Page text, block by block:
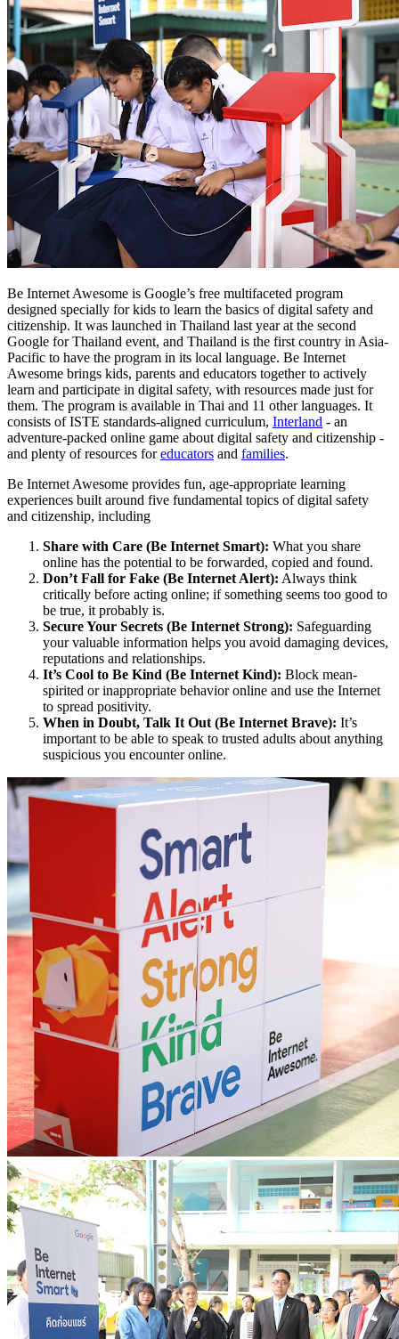
Be Internet Awesome is Google’s free multifaceted program
designed specially for kids to learn the basics of digital safety and
citizenship. It was launched in Thailand last year at the second
Google for Thailand event, and Thailand is the first country in Asia-
Pacific to have the program in its local language. Be Internet
Awesome brings kids, parents and educators together to actively
learn and participate in digital safety, with resources made just for
them. The program is available in Thai and 11 other languages. It
consists of ISTE standards-aligned curriculum, Interland - an
adventure-packed online game about digital safety and citizenship -
and plenty of resources foreducators and families.
Be Internet Awesome provides fun, age-appropriate learning
experiences built around five fundamental topics of digital safety
and citizenship, including
Share with Care (Be Internet Smart): What you share
online has the potential to be forwarded, copied and found.
Don’t Fall for Fake (Be Internet Alert): Always think
critically before acting online; if something seems too good to
be true, it probably is.
Secure Your Secrets (Be Internet Strong): Safeguarding
your valuable information helps you avoid damaging devices,
reputations and relationships.
It’s Cool to Be Kind (Be Internet Kind): Block mean-
spirited or inappropriate behavior online and use the Internet
to spread positivity.
When in Doubt, Talk It Out (Be Internet Brave): It’s
important to be able to speak to trusted adults about anything
suspicious you encounter online.